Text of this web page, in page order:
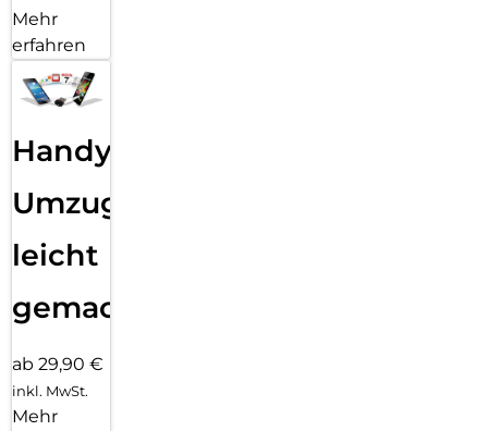
Mehr
erfahren
Handy
Umzug
leicht
gemacht!
ab 29,90 €
inkl. MwSt.
Mehr